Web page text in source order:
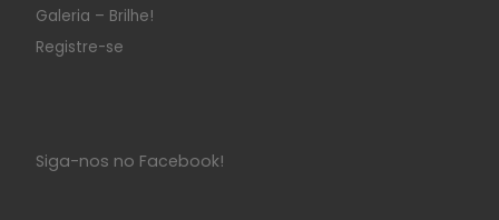
Galeria – Brilhe!
Registre-se
Siga-nos no Facebook!